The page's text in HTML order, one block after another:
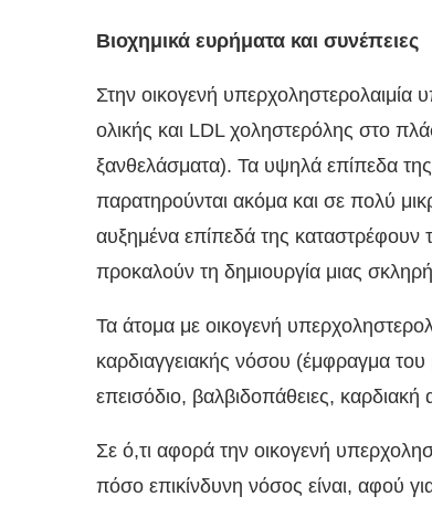
Βιοχημικά ευρήματα και συνέπειες
Στην οικογενή
ολικής και LDL χοληστερόλης στο
ξανθελάσματα). Τα υψηλά επίπεδα
παρατηρούνται ακόμα και σε πολύ
αυξημένα επίπεδά της καταστρέφουν
προκαλούν τη δημιουργία μιας
Τα άτομα με οικογενή
καρδιαγγειακής νόσου (έμφραγμα
επεισόδιο, βαλβιδοπάθειες, καρδιακή
Σε ό,τι αφορά την οικογενή
πόσο επικίνδυνη νόσος είναι, αφού